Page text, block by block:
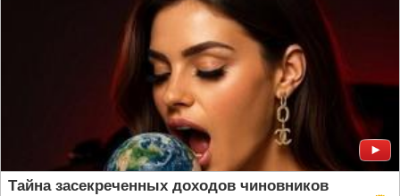
Тайна засекреченных доходов чиновников